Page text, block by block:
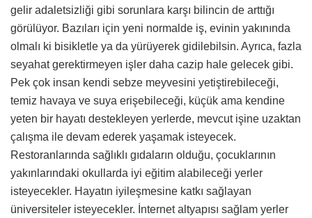
gelir adaletsizliği gibi sorunlara karşı bilincin de arttığı
görülüyor. Bazıları için yeni normalde iş, evinin yakının­da
olmalı ki bisikletle ya da yürüyerek gidilebilsin. Ayrıca, fazla
seyahat ge­rektirmeyen işler daha cazip hale ge­lecek gibi.
Pek çok insan kendi sebze meyvesini yetiştirebileceği,
temiz ha­vaya ve suya erişebileceği, küçük ama kendine
yeten bir hayatı destekleyen yerlerde, mevcut işine uzaktan
çalış­ma ile devam ederek yaşamak isteye­cek.
Restoranlarında sağlıklı gıdaların olduğu, çocuklarının
yakınlarındaki okullarda iyi eğitim alabileceği yerler
isteyecekler. Hayatın iyileşmesine kat­kı sağlayan
üniversiteler isteyecekler. İnternet altyapısı sağlam yerler